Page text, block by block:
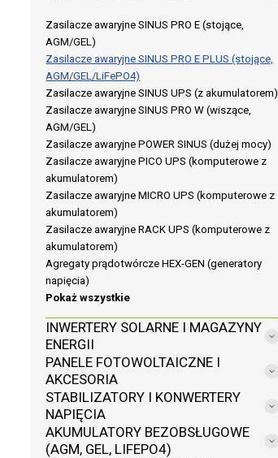
Zasilacze awaryjne SINUS PRO E (stojące,
AGM/GEL)
Zasilacze awaryjne SINUS PRO E PLUS (stojące,
AGM/GEL/LiFePO4)
Zasilacze awaryjne SINUS UPS (z akumulatorem)
Zasilacze awaryjne SINUS PRO W (wiszące,
AGM/GEL)
Zasilacze awaryjne POWER SINUS (dużej mocy)
Zasilacze awaryjne PICO UPS (komputerowe z
akumulatorem)
Zasilacze awaryjne MICRO UPS (komputerowe z
akumulatorem)
Zasilacze awaryjne RACK UPS (komputerowe z
akumulatorem)
Agregaty prądotwórcze HEX-GEN (generatory
napięcia)
Pokaż wszystkie
INWERTERY SOLARNE I MAGAZYNY
ENERGII
PANELE FOTOWOLTAICZNE I
AKCESORIA
STABILIZATORY I KONWERTERY
NAPIĘCIA
AKUMULATORY BEZOBSŁUGOWE
(AGM, GEL, LIFEPO4)